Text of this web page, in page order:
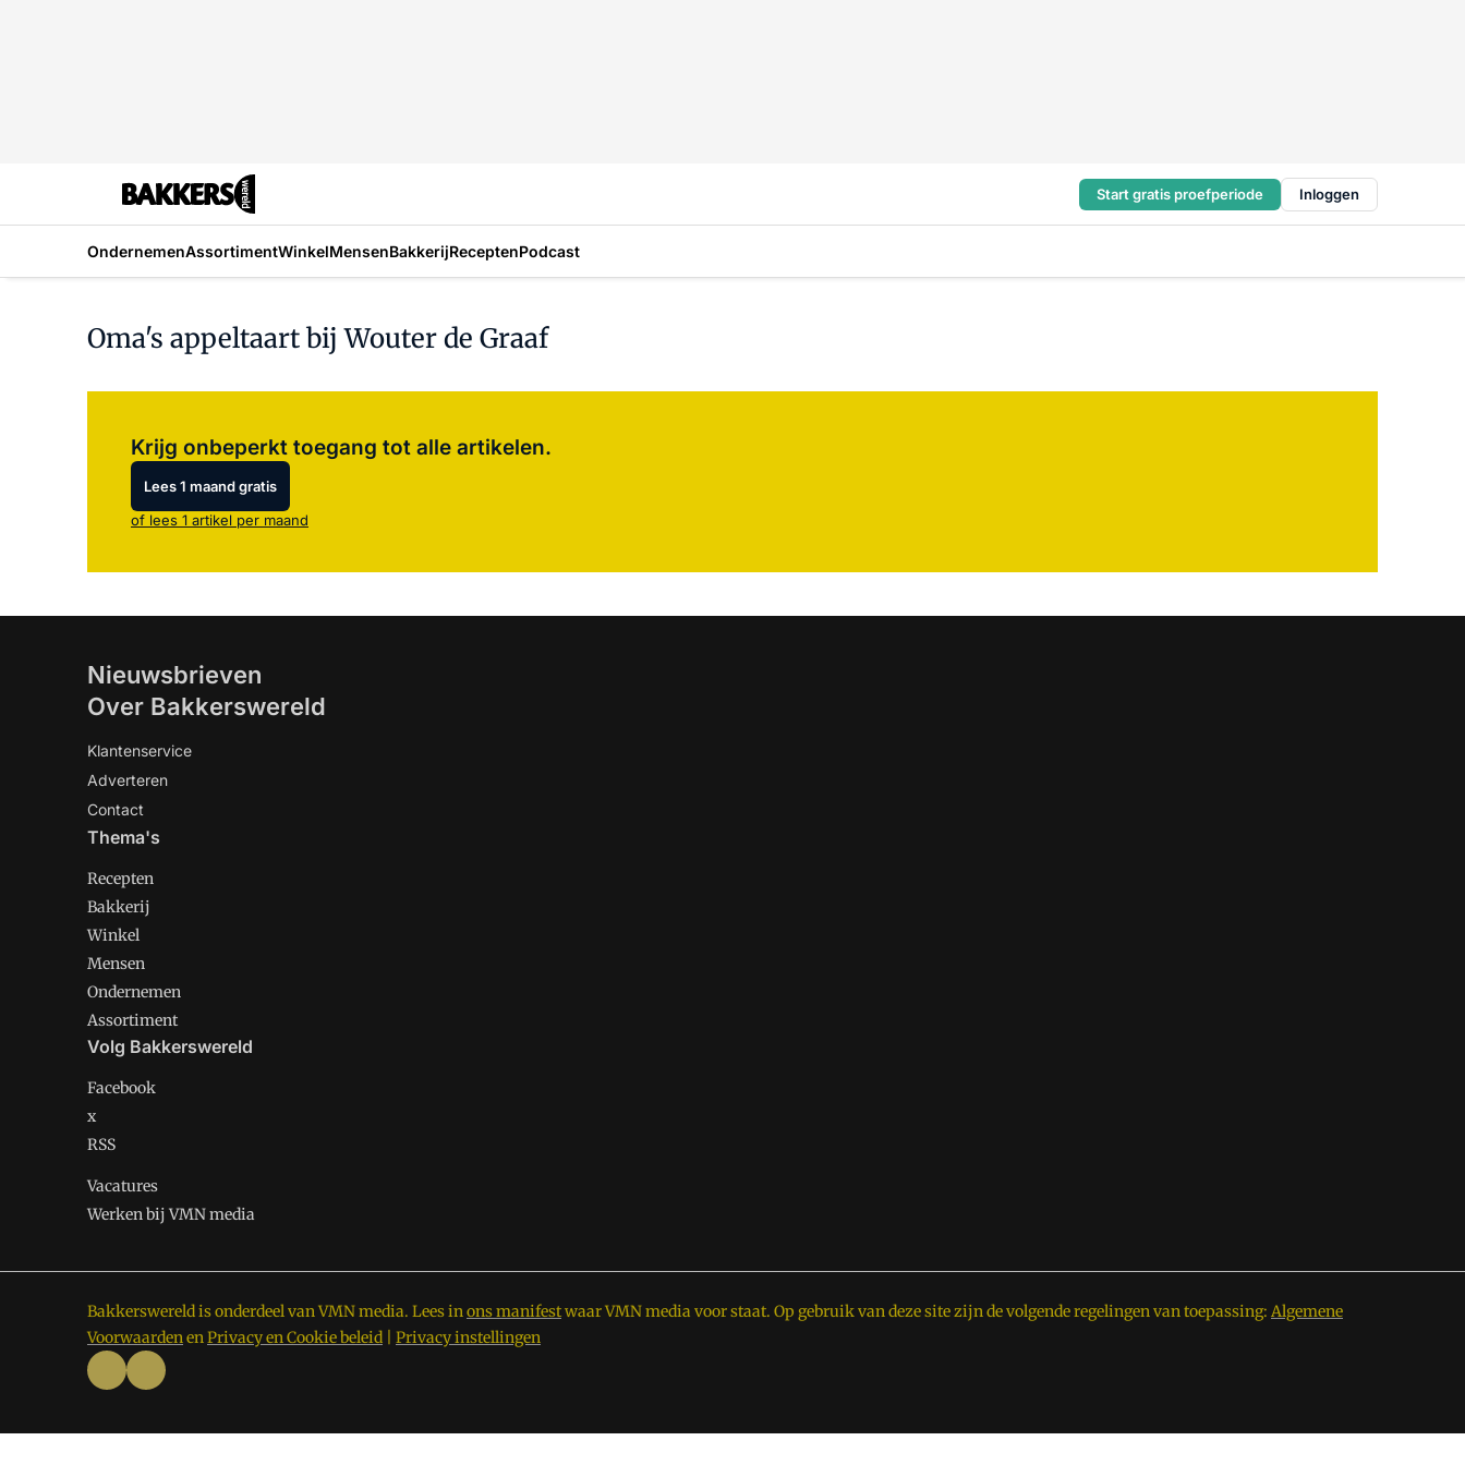
Start gratis proefperiode Inloggen
OndernemenAssortimentWinkelMensenBakkerijReceptenPodcast
Oma's appeltaart bij Wouter de Graaf
Krijg onbeperkt toegang tot alle artikelen.
Lees 1 maand gratis
of lees 1 artikel per maand
Nieuwsbrieven
Over Bakkerswereld
Klantenservice
Adverteren
Contact
Thema's
Recepten
Bakkerij
Winkel
Mensen
Ondernemen
Assortiment
Volg Bakkerswereld
Facebook
x
RSS
Vacatures
Werken bij VMN media
Bakkerswereld is onderdeel van VMN media. Lees inons manifestwaar VMN media voor staat. Op gebruik van deze site zijn de volgende regelingen van toepassing: Algemene
VoorwaardenenPrivacy en Cookie beleid Privacy instellingen